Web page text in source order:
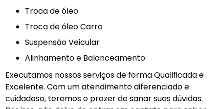
troca de óleo
Troca de óleo Carro
Suspensão Veicular
Alinhamento e Balanceamento
Executamos nossos serviços de forma Qualificada e
Excelente. Com um atendimento diferenciado e
cuidadoso, teremos o prazer de sanar suas dúvidas.